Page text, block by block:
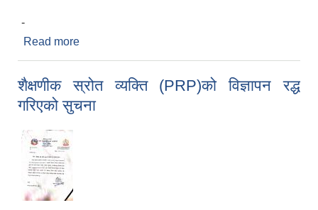
-
Read more
शैक्षणीक स्रोत व्यक्ति (PRP)को विज्ञापन रद्ध
गरिएको सुचना